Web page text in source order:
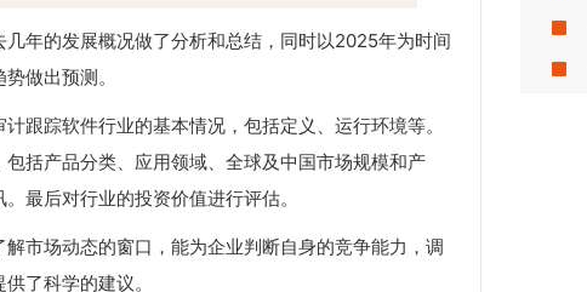
年的发展概况做了分析和总结，同时以2025年为时间
做出预测。
跟踪软件行业的基本情况，包括定义、运行环境等。
括产品分类、应用领域、全球及中国市场规模和产
最后对行业的投资价值进行评估。
市场动态的窗口，能为企业判断自身的竞争能力，调
了科学的建议。